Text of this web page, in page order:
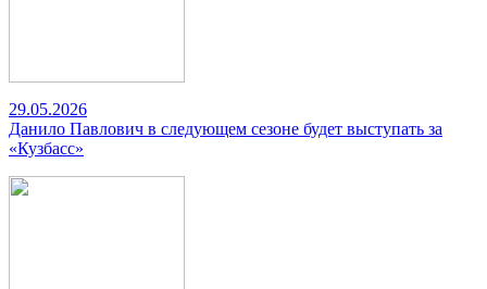
29.05.2026
Данило Павлович в следующем сезоне будет выступать за
«Кузбасс»